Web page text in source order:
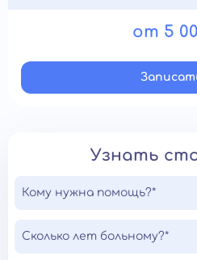
от 5
Узнать
Кому нужна помощь?*
Сколько лет больному?*